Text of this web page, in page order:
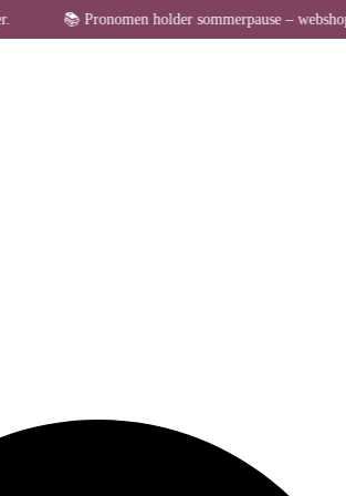
📚 Pronomen holder sommerpause – webshoppen